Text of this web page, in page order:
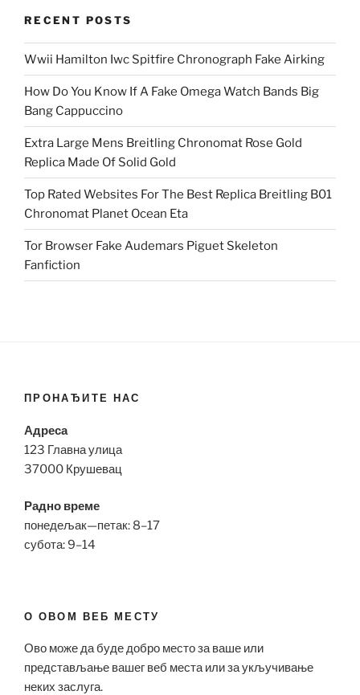
RECENT POSTS
Wwii Hamilton Iwc Spitfire Chronograph Fake Airking
How Do You Know If A Fake Omega Watch Bands Big
Bang Cappuccino
Extra Large Mens Breitling Chronomat Rose Gold
Replica Made Of Solid Gold
Top Rated Websites For The Best Replica Breitling B01
Chronomat Planet Ocean Eta
Tor Browser Fake Audemars Piguet Skeleton
Fanfiction
ПРОНАЂИТЕ НАС
Адреса
123 Главна улица
37000 Крушевац
Радно време
понедељак—петак: 8–17
субота: 9–14
О ОВОМ ВЕБ МЕСТУ
Ово може да буде добро место за ваше или
представљање вашег веб места или за укључивање
неких заслуга.